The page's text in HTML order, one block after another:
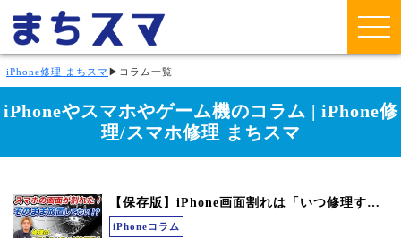
iPhone修理 まちスマ ▶ コラム一覧
iPhoneやスマホやゲーム機のコラム | iPhone修
理/スマホ修理 まちスマ
【保存版】iPhone画面割れは「いつ修理するべき？」ガラス割れ・液晶故障の違いと放置した時のリアルなリスク
iPhoneコラム